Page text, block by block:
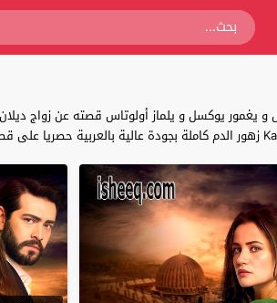
يوكسل و يلماز أولوتاس قصته عن زواج ديلان